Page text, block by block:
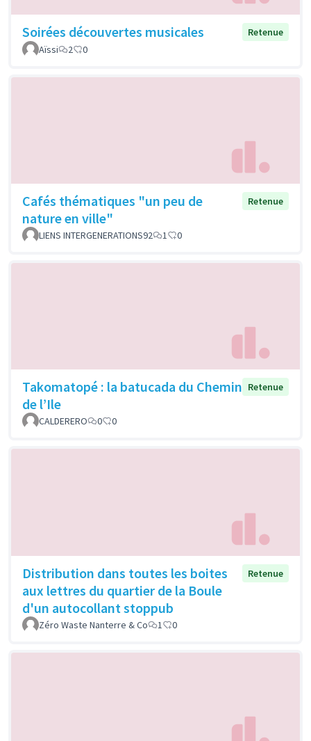
Soirées découvertes musicales
Retenue
Aïssi
2 0
Cafés thématiques "un peu de
nature en ville"
Retenue
LIENS INTERGENERATIONS92 1 0
Takomatopé : la batucada du Chemin
de l’Ile
Retenue
CALDERERO 0 0
Distribution dans toutes les boites
aux lettres du quartier de la Boule
d'un autocollant stoppub
Retenue
Zéro Waste Nanterre & Co 1 0